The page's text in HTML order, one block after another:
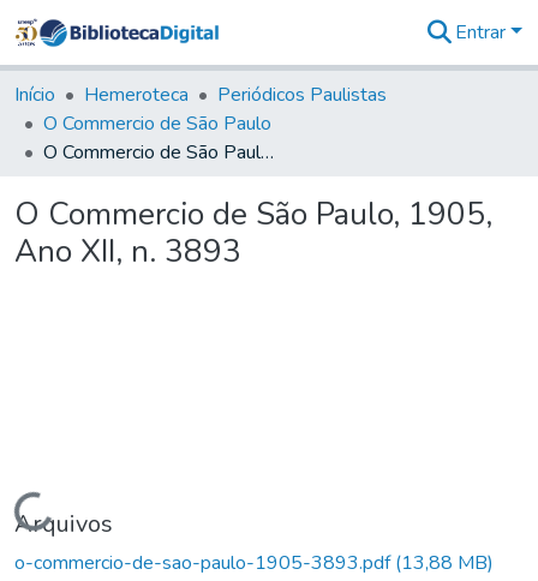
&
Coleções
Tudo na
Biblioteca
Estatísticas
Entrar
Início Hemeroteca
Periódicos Paulistas
O Commercio de São Paulo
O Commercio de São Paulo, 1905, Ano XII, n. 3893
O Commercio de São Paulo, 1905,
Ano XII, n. 3893
Carregando...
Arquivos
o-commercio-de-sao-paulo-1905-3893.pdf(13,88 MB)